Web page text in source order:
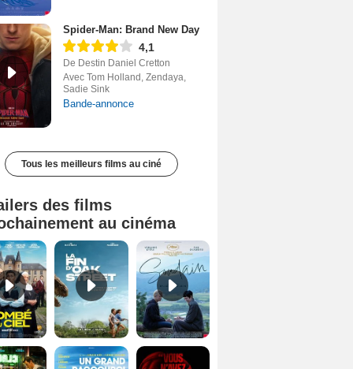
Spider-Man: Brand New Day
4,1
De Destin Daniel Cretton
Avec Tom Holland, Zendaya,
Sadie Sink
Bande-annonce
Tous les meilleurs films au ciné
des films
au cinéma
Tombé du ciel Bande-annonce VF La fin d’Oak Street Bande-annonce VO STFR
Juste pour une nuit Bande-annonce VO STFR Un grand raccourci Bande-annonce VF Undertone Bande-annonce VO STFR